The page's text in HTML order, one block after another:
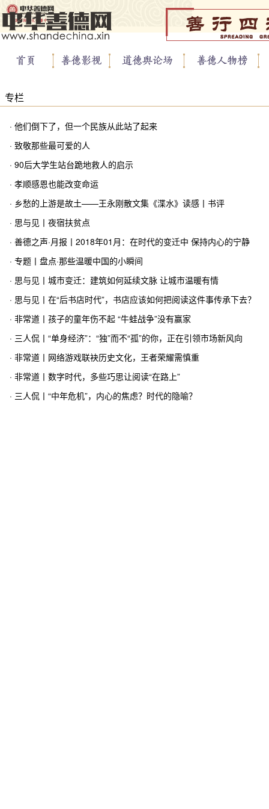
专栏
· 他们倒下了，但一个民族从此站了起来
· 致敬那些最可爱的人
· 90后大学生站台跪地救人的启示
· 孝顺感恩也能改变命运
· 乡愁的上游是故土——王永刚散文集《渫水》读感丨书评
· 思与见丨夜宿扶贫点
· 善德之声·月报丨2018年01月：在时代的变迁中 保持内心的宁静
· 专题丨盘点·那些温暖中国的小瞬间
· 思与见丨城市变迁：建筑如何延续文脉 让城市温暖有情
· 思与见丨在“后书店时代”，书店应该如何把阅读这件事传承下去？
· 非常道丨孩子的童年伤不起 “牛蛙战争”没有赢家
· 三人侃丨“单身经济”：“独”而不“孤”的你，正在引领市场新风向
· 非常道丨网络游戏联袂历史文化，王者荣耀需慎重
· 非常道丨数字时代，多些巧思让阅读“在路上”
· 三人侃丨“中年危机”，内心的焦虑？时代的隐喻？